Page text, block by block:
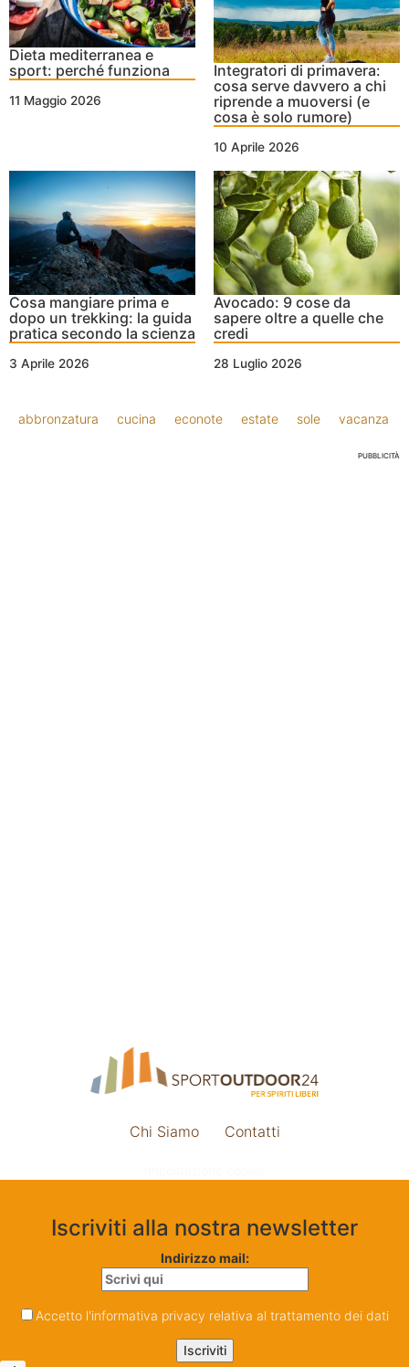
Dieta mediterranea e
sport: perché funziona
11 Maggio 2026
Integratori di primavera:
cosa serve davvero a chi
riprende a muoversi (e
cosa è solo rumore)
10 Aprile 2026
Cosa mangiare prima e
dopo un trekking: la guida
pratica secondo la scienza
3 Aprile 2026
Avocado: 9 cose da
sapere oltre a quelle che
credi
28 Luglio 2026
abbronzatura cucina econote estate sole vacanza
PUBBLICITÀ
Chi Siamo Contatti
Iscriviti alla nostra newsletter
Indirizzo mail:
Accetto l'informativa privacy relativa al trattamento dei dati